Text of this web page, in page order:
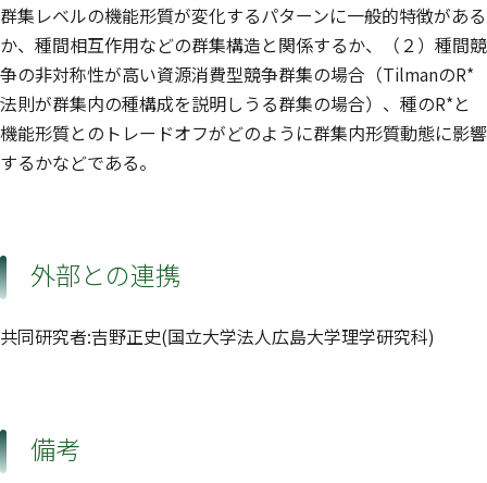
群集レベルの機能形質が変化するパターンに一般的特徴がある
か、種間相互作用などの群集構造と関係するか、（２）種間競
争の非対称性が高い資源消費型競争群集の場合（TilmanのR*
法則が群集内の種構成を説明しうる群集の場合）、種のR*と
機能形質とのトレードオフがどのように群集内形質動態に影響
するかなどである。
外部との連携
共同研究者:吉野正史(国立大学法人広島大学理学研究科)
備考